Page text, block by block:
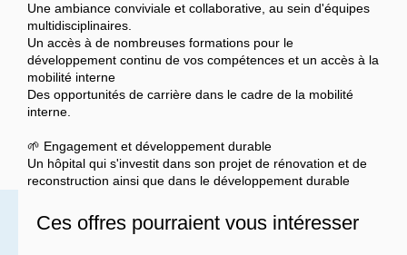
Une ambiance conviviale et collaborative, au sein d'équipes
multidisciplinaires.
Un accès à de nombreuses formations pour le
développement continu de vos compétences et un accès à la
mobilité interne
Des opportunités de carrière dans le cadre de la mobilité
interne.
🌱 Engagement et développement durable
Un hôpital qui s'investit dans son projet de rénovation et de
reconstruction ainsi que dans le développement durable
Ces offres pourraient vous intéresser